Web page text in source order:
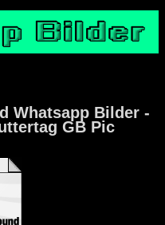
Whatsapp Bilder -
GB Pic